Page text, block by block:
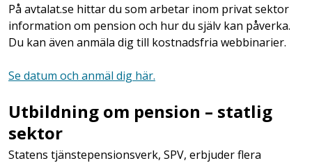
På avtalat.se hittar du som arbetar inom privat sektor
information om pension och hur du själv kan påverka.
Du kan även anmäla dig till kostnadsfria webbinarier.
Se datum och anmäl dig här.
Utbildning om pension – statlig
sektor
Statens tjänstepensionsverk, SPV, erbjuder flera